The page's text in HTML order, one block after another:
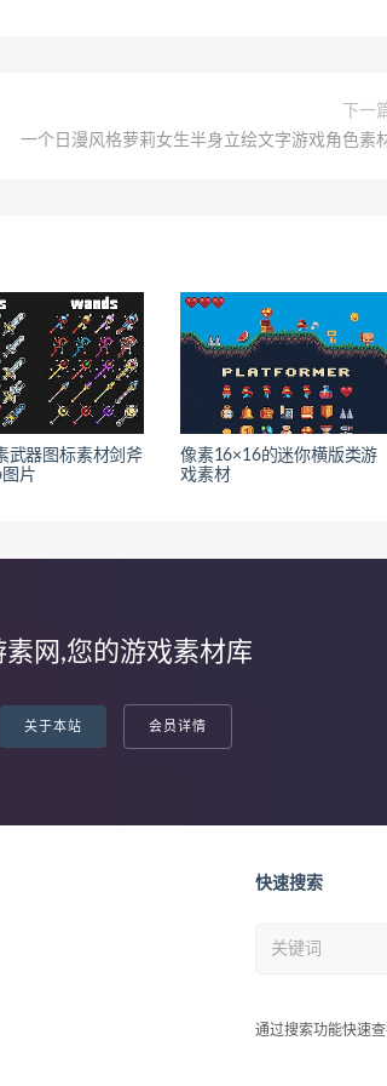
下一
一个日漫风格萝莉女生半身立绘文字游戏角色素
武器图标素材剑斧
片
像素16×16的迷你横版类游
戏素材
素网,您的游戏素材库
关于本站 会员详情
快速搜索
通过搜索功能快速